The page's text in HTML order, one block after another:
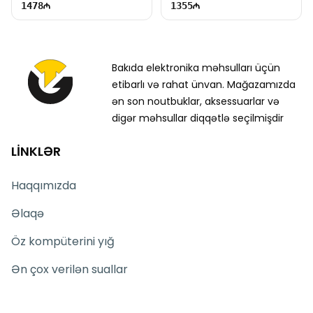
1478 1355
Bakıda elektronika məhsulları üçün
etibarlı və rahat ünvan. Mağazamızda
ən son noutbuklar, aksessuarlar və
digər məhsullar diqqətlə seçilmişdir
LİNKLƏR
Haqqımızda
Əlaqə
Öz kompüterini yığ
Ən çox verilən suallar